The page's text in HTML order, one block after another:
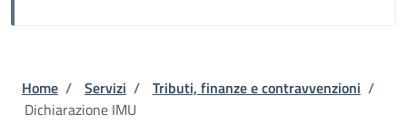
Briciole di pane
Home / Servizi / Tributi, finanze e contravvenzioni /
Dichiarazione IMU